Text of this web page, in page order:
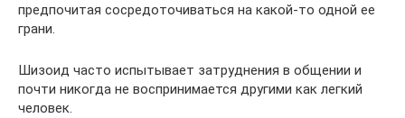
предпочитая сосредоточиваться на какой-то одной ее
грани.
Шизоид часто испытывает затруднения в общении и
почти никогда не воспринимается другими как легкий
человек.